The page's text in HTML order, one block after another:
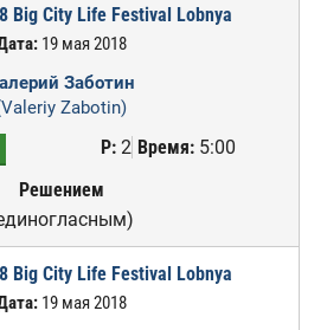
Big City Life Festival Lobnya
19 мая 2018
Заботин
Zabotin)
Р:2 Время:5:00
Решением
Big City Life Festival Lobnya
19 мая 2018